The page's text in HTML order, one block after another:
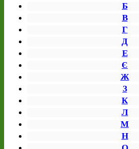
Б
В
Г
Д
Е
Є
Ж
З
К
Л
М
Н